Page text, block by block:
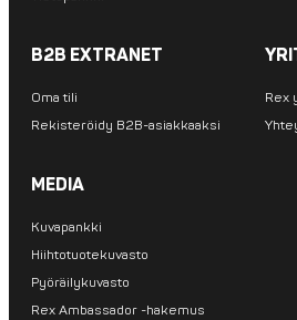
B2B EXTRANET
Oma tili
Rekisteröidy B2B-asiakkaaksi
Rex
MEDIA
Kuvapankki
Hiihtotuotekuvasto
Pyöräilykuvasto
Rex Ambassador -hakemus